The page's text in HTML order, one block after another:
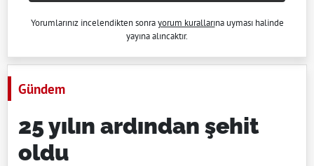
Yorumlarınız incelendikten sonrayorum kurallarına uyması halinde
yayına alıncaktır.
Gündem
25 yılın ardından şehit
oldu